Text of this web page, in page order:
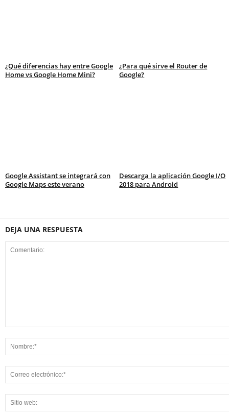
¿Qué diferencias hay entre Google
Home vs Google Home Mini?
¿Para qué sirve el Router de
Google?
Google Assistant se integrará con
Google Maps este verano
Descarga la aplicación Google I/O
2018 para Android
DEJA UNA RESPUESTA